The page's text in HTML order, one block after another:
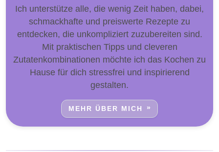
Ich unterstütze alle, die wenig Zeit haben, dabei,
schmackhafte und preiswerte Rezepte zu
entdecken, die unkompliziert zuzubereiten sind.
Mit praktischen Tipps und cleveren
Zutatenkombinationen möchte ich das Kochen zu
Hause für dich stressfrei und inspirierend
gestalten.
MEHR ÜBER MICH